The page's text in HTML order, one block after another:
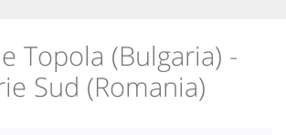
Topola (Bulgaria) -
Sud (Romania)